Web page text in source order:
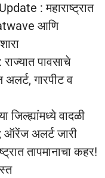
: महाराष्ट्रात
आणि
पावसाचे
गारपीट व
जिल्ह्यांमध्ये वादळी
अलर्ट जारी
तापमानाचा कहर!